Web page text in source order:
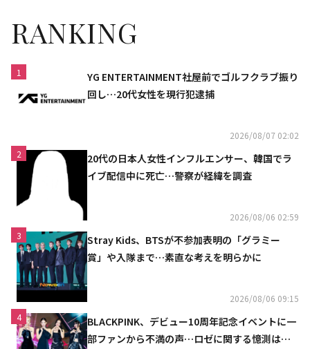
RANKING
1
YG ENTERTAINMENT社屋前でゴルフクラブ振り
回し…20代女性を現行犯逮捕
2026/08/07 02:02
2
20代の日本人女性インフルエンサー、韓国でラ
イブ配信中に死亡…警察が経緯を調査
2026/08/06 02:59
3
Stray Kids、BTSが不参加表明の「グラミー
賞」や入隊まで…素直な考えを明らかに
2026/08/06 09:15
4
BLACKPINK、デビュー10周年記念イベントに一
部ファンから不満の声…ロゼに関する憶測は否